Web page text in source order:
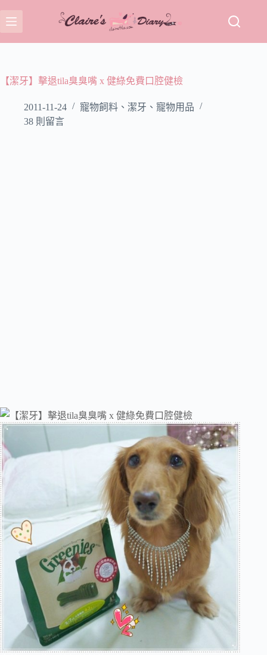
至
主
容【潔牙】擊退tila臭臭嘴 x 健綠免費口腔健檢
2011-11-24
寵物飼料、潔牙、寵物用品
38 則留言